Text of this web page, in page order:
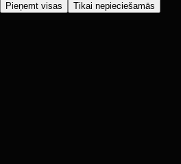
Pieņemt visas Tikai nepieciešamās